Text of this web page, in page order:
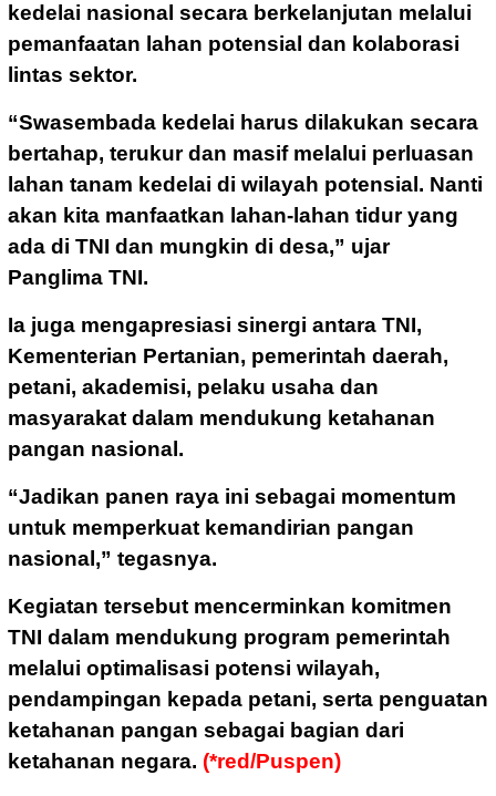
kedelai nasional secara berkelanjutan melalui
pemanfaatan lahan potensial dan kolaborasi
lintas sektor.
“Swasembada kedelai harus dilakukan secara
bertahap, terukur dan masif melalui perluasan
lahan tanam kedelai di wilayah potensial. Nanti
akan kita manfaatkan lahan-lahan tidur yang
ada di TNI dan mungkin di desa,” ujar
Panglima TNI.
Ia juga mengapresiasi sinergi antara TNI,
Kementerian Pertanian, pemerintah daerah,
petani, akademisi, pelaku usaha dan
masyarakat dalam mendukung ketahanan
pangan nasional.
“Jadikan panen raya ini sebagai momentum
untuk memperkuat kemandirian pangan
nasional,” tegasnya.
Kegiatan tersebut mencerminkan komitmen
TNI dalam mendukung program pemerintah
melalui optimalisasi potensi wilayah,
pendampingan kepada petani, serta penguatan
ketahanan pangan sebagai bagian dari
ketahanan negara. (*red/Puspen)